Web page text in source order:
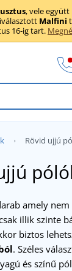
, vele együtt
Malfini
16-ig tart.
Rövid ujjú
amely
illik szinte
biztos
. Széles
és színű